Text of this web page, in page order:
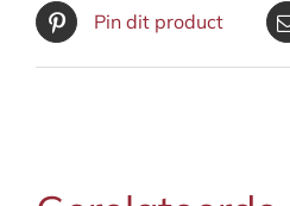
Pin dit product